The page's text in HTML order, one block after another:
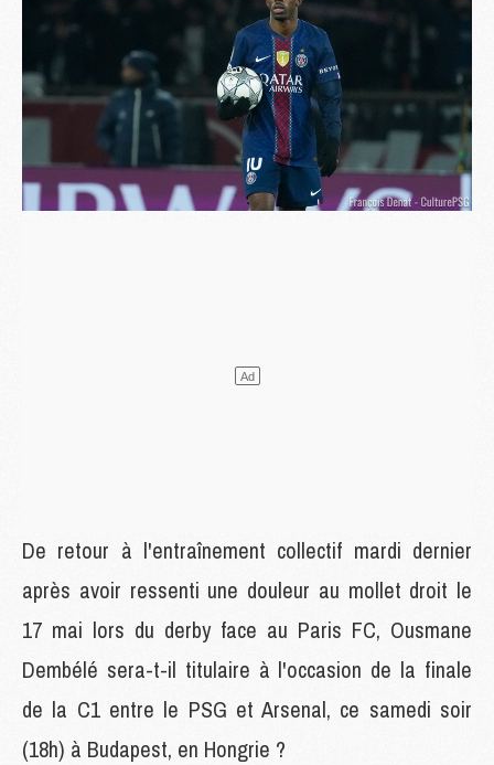
De retour à l'entraînement collectif mardi dernier
après avoir ressenti une douleur au mollet droit le
17 mai lors du derby face au Paris FC, Ousmane
Dembélé sera-t-il titulaire à l'occasion de la finale
de la C1 entre le PSG et Arsenal, ce samedi soir
(18h) à Budapest, en Hongrie ?